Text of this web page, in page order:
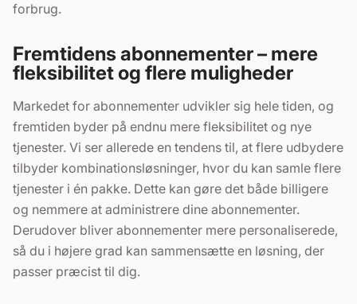
forbrug.
Fremtidens abonnementer – mere
fleksibilitet og flere muligheder
Markedet for abonnementer udvikler sig hele tiden, og
fremtiden byder på endnu mere fleksibilitet og nye
tjenester. Vi ser allerede en tendens til, at flere udbydere
tilbyder kombinationsløsninger, hvor du kan samle flere
tjenester i én pakke. Dette kan gøre det både billigere
og nemmere at administrere dine abonnementer.
Derudover bliver abonnementer mere personaliserede,
så du i højere grad kan sammensætte en løsning, der
passer præcist til dig.